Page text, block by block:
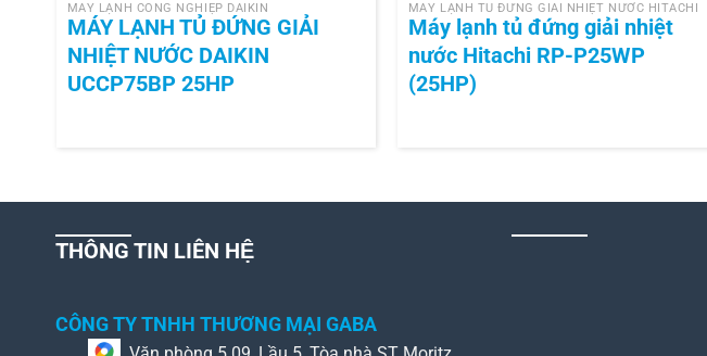
MÁY LẠNH CÔNG NGHIỆP DAIKIN
MÁY LẠNH TỦ ĐỨNG GIẢI
NHIỆT NƯỚC DAIKIN
UCCP75BP 25HP
MÁY LẠNH TỦ ĐỨNG GIẢI NHIỆT NƯỚC HITACHI
Máy lạnh tủ đứng giải nhiệt
nước Hitachi RP-P25WP
(25HP)
THÔNG TIN LIÊN HỆ
CÔNG TY TNHH THƯƠNG MẠI GABA